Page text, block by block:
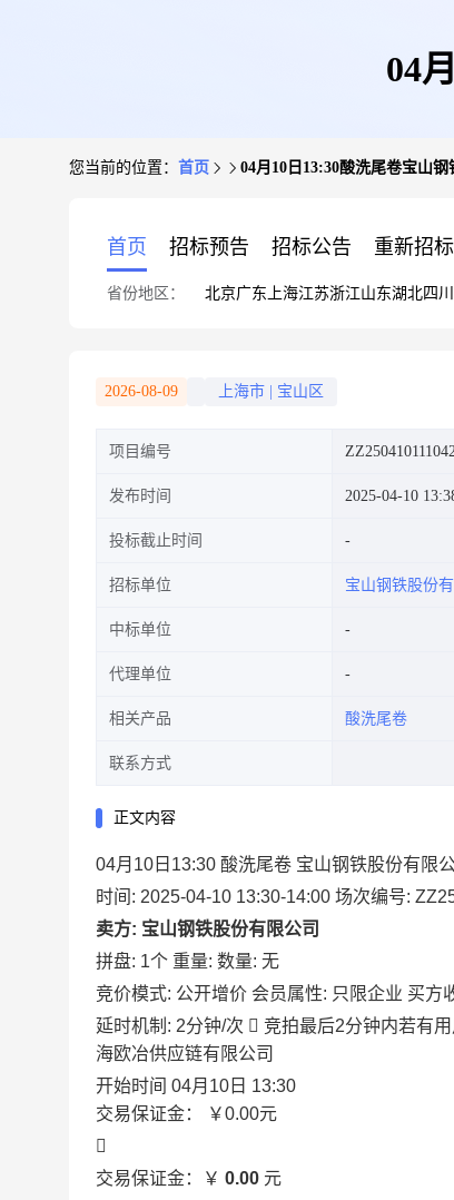
04
您当前的位置： 首页 04月10日13:30酸洗尾卷宝山钢
首页 招标预告 招标公告 重新招标
省份地区： 北京广东 上海江苏浙江山东湖北四川
2026-08-09 上海市 宝山区
项目编号
发布时间 2025-04-10
投标截止时间
招标单位 宝山钢铁股份
中标单位
代理单位
相关产品 酸洗尾卷
联系方式
正文内容
04月10日13:30 酸洗尾卷 宝山钢铁股份有限
时间: 2025-04-10 13:30-14:00 场次编号:
卖方: 宝山钢铁股份有限公司
拼盘: 1个 重量: 数量: 无
竞价模式: 公开增价 会员属性: 只限企业 买方
延时机制: 2分钟/次  竞拍最后2分钟内若有
海欧冶供应链有限公司
开始时间 04月10日 13:30
交易保证金：
￥0.00元

交易保证金：￥ 0.00 元